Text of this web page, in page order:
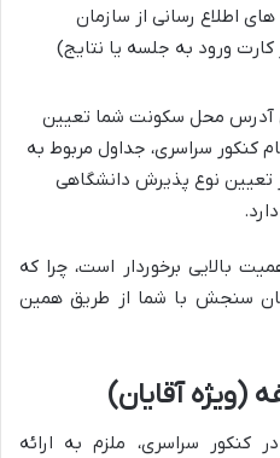
اطلاع رسانی از سازمان
ورود به جلسه یا نتایج)
آدرس محل سکونت شما تعیین
کنکور سراسری، جداول مربوط به
تعیین نوع پذیرش دانشگاهی
بالایی برخوردار است، چرا که
سنجش با شما از طریق همین
آقایان)
کنکور سراسری، ملزم به ارائه